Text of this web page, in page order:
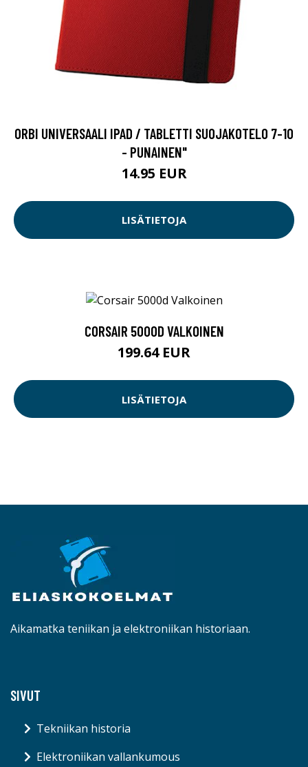
ORBI UNIVERSAALI IPAD / TABLETTI SUOJAKOTELO 7-10
- PUNAINEN"
14.95 EUR
LISÄTIETOJA
CORSAIR 5000D VALKOINEN
199.64 EUR
LISÄTIETOJA
Aikamatka teniikan ja elektroniikan historiaan.
SIVUT
Tekniikan historia
Elektroniikan vallankumous